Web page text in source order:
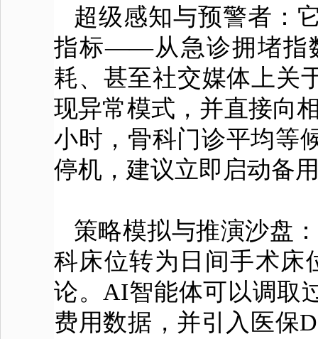
超级感知与预警者：
指标——从急诊拥堵指
耗、甚至社交媒体上关
现异常模式，并直接向
小时，骨科门诊平均等
停机，建议立即启动备
策略模拟与推演沙盘
科床位转为日间手术床
论。AI智能体可以调取
费用数据，并引入医保